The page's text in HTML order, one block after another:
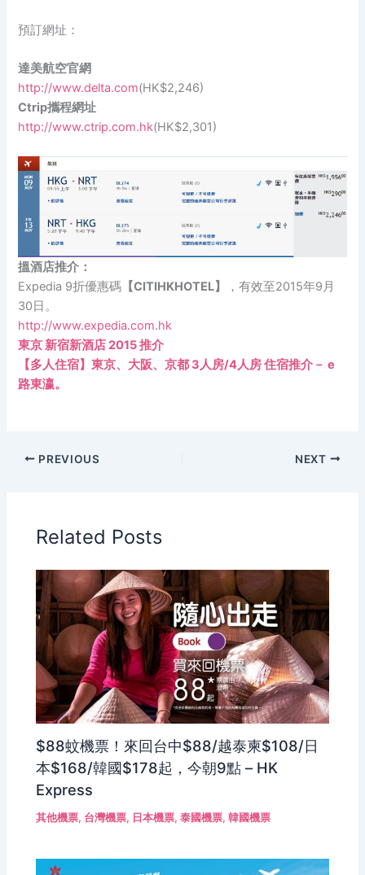
預訂網址：
達美航空官網
http://www.delta.com(HK$2,246)
Ctrip攜程網址
http://www.ctrip.com.hk(HK$2,301)
搵酒店推介：
Expedia 9折優惠碼 【CITIHKHOTEL】
，有效至2015年9月
30日。
http://www.expedia.com.hk
東京 新宿新酒店 2015 推介
【多人住宿】東京、大阪、京都 3人房/4人房 住宿推介－ e
路東瀛。
PREVIOUS NEXT
Related Posts
$88蚊機票！來回台中$88/越泰柬$108/日
本$168/韓國$178起，今朝9點 – HK
Express
其他機票, 台灣機票, 日本機票,泰國機票,韓國機票